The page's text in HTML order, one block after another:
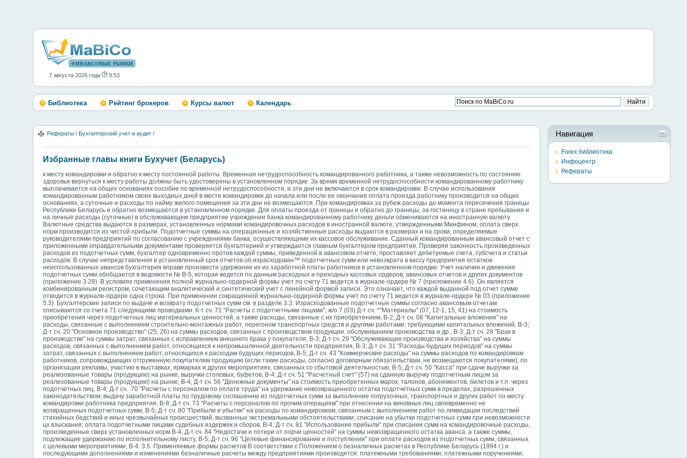
ФИНАНСОВЫЕ РЫНКИ
7 августа 2026 года 9:53
Библиотека Рейтинг брокеров Курсы валют Календарь
Рефераты / Бухгалтерский учет и аудит /
Избранные главы книги Бухучет (Беларусь)
к месту командировки и обратно к месту постоянной работы. Временная нетрудоспособность командированного работника, а также невозможность по состоянию
здоровья вернуться к месту работы должны быть удостоверены в установленном порядке. За время временной нетрудоспособности командированному работнику
выплачивается на общих основаниях пособие по временной нетрудоспособности, и эти дни не включаются в срок командировки. В случае использования
командированным работником своих выходных дней в месте командировки до начала или после ее окончания оплата проезда работнику производится на общих
основаниях, а суточные и расходы по найму жилого помещения за эти дни не возмещаются. При командировках за рубеж расходы до момента пересечения границы
Республики Беларусь и обратно возмещаются в установленном порядке. Для оплаты проезда от границы и обратно до границы, за гостиницу в стране пребывания и
на личные расходы (суточные) в обслуживающем предприятие учреждении банка командированному работнику деньги обмениваются на иностранную валюту.
Валютные средства выдаются в размерах, установленных нормами командировочных расходов в иностранной валюте, утвержденными Минфином, оплата сверх
норм производится из чистой прибыли. Подотчетные суммы на операционные и хозяйственные расходы выдаются в размерах и на сроки, определяемые
руководителями предприятий по согласованию с учреждениями банка, осуществляющими их кассовое обслуживание. Сданный командированным авансовый отчет с
приложенными оправдательными документами проверяется бухгалтерией и утверждается главным бухгалтером предприятия. Проверяя законность произведенных
расходов из подотчетных сумм, бухгалтер одновременно против каждой суммы, приведенной в авансовом отчете, проставляет дебетуемые счета, субсчета и статьи
расходов. В случае непредставления в установленный срок отчетов об израсходован™ подотчетных сумм или невозврата в кассу предприятия остатков
неиспользованных авансов бухгалтерия вправе произвести удержание их из заработной платы работников в установленном порядке. Учет наличия и движения
подотчетных сумм обобщается в ведомости № В-5, которая ведется по данным расходных и приходных кассовых ордеров, авансовых отчетов и других документов
(приложение 3.29). В условиях применения полной журнально-ордерной формы учет по счету 71 ведется в журнале-ордере № 7 (приложение 4.6). Он является
комбинированным регистром, сочетающим аналитический и синтетический учет с линейной формой записи. Это означает, что каждой выданной под отчет сумме
отводится в журнале-ордере одна строка. При применении сокращенной журнально-ордерной формы учет по счету 71 ведется в журнале-ордере № 03 (приложение
5.3). Бухгалтерские записи по выдаче и возврату подотчетных сумм см. в разделе 3.3. Израсходованные подотчетные суммы согласно авансовым отчетам
списываются со счета 71 следующими проводками: К-т сч. 71 "Расчеты с подотчетными лицами", ж/о 7 (03) Д-т сч. ^"Материалы" (07, 12-1, 15, 41) на стоимость
приобретения через подотчетных лиц материальных ценностей, а также расходы, связанные с их приобретением, В-2; Д-т сч. 08 "Капитальные вложения" на
расходы, связанные с выполнением строительно-монтажных работ, перегоном транспортных средств и другими работами, требующими капитальных вложений, В-3;
Д-т сч. 20 "Основное производство" (25, 26) на суммы расходов, связанных с производством продукции, обслуживанием производства и др., В-3; Д-т сч. 28 "Брак в
производстве" на суммы затрат, связанных с исправлением внешнего брака у покупателя, В-3; Д-т сч. 29 "Обслуживающие производства и хозяйства" на суммы
расходов, связанных с выполнением работ, относящихся к непромышленной деятельности предприятия, В-3; Д-т сч. 31 "Расходы будущих периодов" на суммы
затрат, связанных с выполнением работ, относящихся к расходам будущих периодов, В-5; Д-т сч. 43 "Коммерческие расходы" на суммы расходов по командировкам
работников, сопровождающих отгруженную покупателям продукцию (если такие расходы, согласно договорным обязательствам, не возмещаются покупателями), по
организации рекламы, участию в выставках, ярмарках и других мероприятиях, связанных со сбытовой деятельностью, В-5; Д-т сч. 50 "Касса" при сдаче выручки за
реализованные товары (продукцию) на рынке, выручки столовых, буфетов, В-4; Д-т сч. 51 "Расчетный счет" (57) на сданную выручку подотчетным лицом за
реализованные товары (продукцию) на рынке, В-4; Д-т сч. 56 "Денежные документы" на стоимость приобретенных марок, талонов, абонементов, билетов и т.п. через
подотчетных лиц, В-4; Д-т сч. .70 "Расчеты с персоналом по оплате труда" на удержание невозвращенного остатка подотчетных сумм в пределах, разрешенных
законодательством; выдачу заработной платы по трудовому соглашению из подотчетных сумм за выполнение погрузочных, транспортных и других работ по месту
командировки работника предприятия, В-8; Д-т сч. 73 "Расчеты с персоналом по прочим операциям" при отнесении на виновных лиц своевременно не
возвращенных подотчетных сумм, В-5; Д-т сч. 80 "Прибыли и убытки" на расходы по командировкам, связанным с выполнением работ по ликвидации последствий
стихийных бедствий и иных чрезвычайных происшествий, вызванных экстремальными обстоятельствами; списание на убытки подотчетных сумм при невозможности
цх взыскания; оплата подотчетными лицами судебных издержек и сборов, В-4; Д-т сч. 81 "Использование прибыли" при списании сумм на командировочные расходы,
произведенные сверх установленных норм В-4; Д-т сч. 84 "Недостачи и потери от порчи ценностей" на суммы невозвращенного остатка аванса, а также суммы,
подлежащие удержанию по исполнительному листу, В-5; Д-т сч. 96 "Целевые финансирование и поступления" при оплате расходов из подотчетных сумм, связанных
с целевыми мероприятиями, В-4. 3.5. Применяемые формы расчетов В соответствии с Положением о безналичных расчетах в Республике Беларусь (1994 г.) и
последующими дополнениями и изменениями безналичные расчеты между предприятиями производятся: платежными требованиями; платежными поручениями;
Навигация
Forex библиотека
Инфоцентр
Рефераты